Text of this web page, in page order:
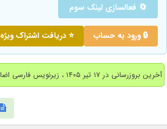
🔄 فعالسازی لینک سوم
🔒 ورود به حساب ⭐ دریافت اشتراک ویژه
آخرین بروزرسانی در ۱۷ تیر ۱۴۰۵ ، زیرنویس فارسی اضافه شد.